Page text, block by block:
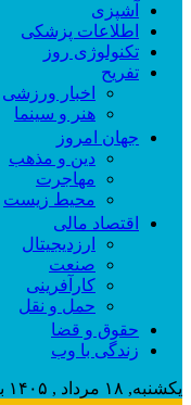
آشپزی
اطلاعات پزشکی
تکنولوژی روز
تفریح
اخبار ورزشی
هنر و سینما
جهان امروز
دین و مذهب
مهاجرت
محیط زیست
اقتصاد مالی
ارزدیجیتال
صنعت
کارآفرینی
حمل و نقل
حقوق و قضا
زندگی با وب
یکشنبه, ۱۸ مرداد , ۱۴۰۵ برابر با - Sunday, 9 August , 2026